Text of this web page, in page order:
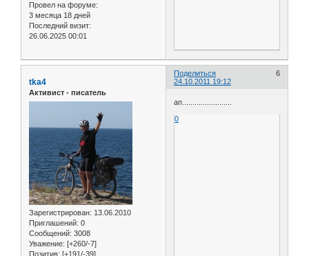
Провел на форуме:
3 месяца 18 дней
Последний визит:
26.06.2025 00:01
Поделиться
6
24.10.2011 19:12
tka4
Активист - писатель
Зарегистрирован: 13.06.2010
Приглашений: 0
Сообщений: 3008
Уважение: [+260/-7]
Позитив: [+191/-39]
ап........................
0